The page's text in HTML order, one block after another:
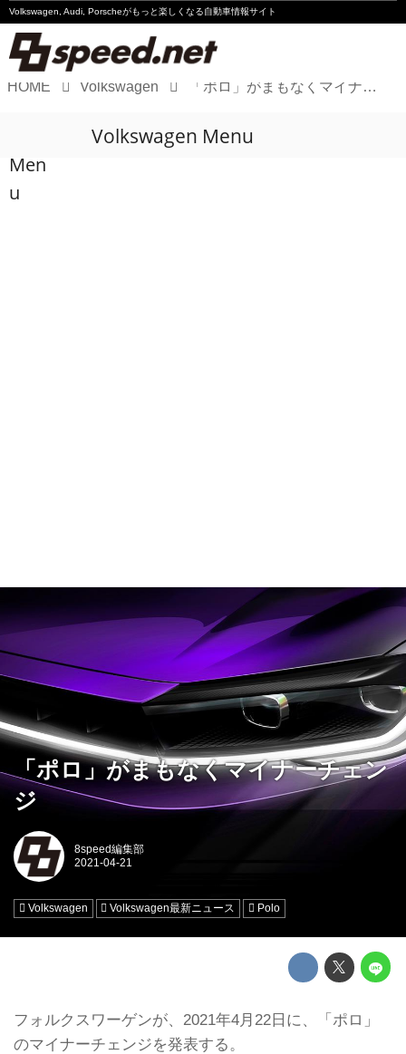
Volkswagen, Audi, Porscheがもっと楽しくなる自動車情報サイト
Audi
HOME Volkswagen 「ポロ」がまもなくマイナーチェンジ
Men
u
Volkswagen Menu
「ポロ」がまもなくマイナーチェン
ジ
8speed編集部
Volkswagen Volkswagen最新ニュース Polo
フォルクスワーゲンが、2021年4月22日に、「ポロ」
のマイナーチェンジを発表する。